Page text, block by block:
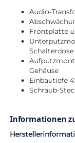
Audio-
Frontplatte
Schalterdose
Gehäuse
Einbautiefe
Schraub-
Informationen